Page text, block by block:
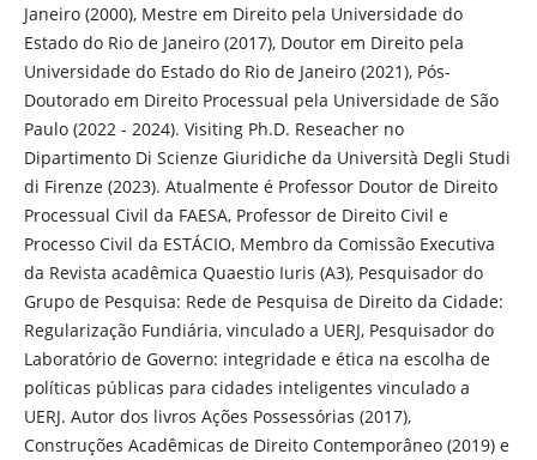
Janeiro (2000), Mestre em Direito pela Universidade do
Estado do Rio de Janeiro (2017), Doutor em Direito pela
Universidade do Estado do Rio de Janeiro (2021), Pós-
Doutorado em Direito Processual pela Universidade de São
Paulo (2022 - 2024). Visiting Ph.D. Reseacher no
Dipartimento Di Scienze Giuridiche da Università Degli Studi
di Firenze (2023). Atualmente é Professor Doutor de Direito
Processual Civil da FAESA, Professor de Direito Civil e
Processo Civil da ESTÁCIO, Membro da Comissão Executiva
da Revista acadêmica Quaestio Iuris (A3), Pesquisador do
Grupo de Pesquisa: Rede de Pesquisa de Direito da Cidade:
Regularização Fundiária, vinculado a UERJ, Pesquisador do
Laboratório de Governo: integridade e ética na escolha de
políticas públicas para cidades inteligentes vinculado a
UERJ. Autor dos livros Ações Possessórias (2017),
Construções Acadêmicas de Direito Contemporâneo (2019) e